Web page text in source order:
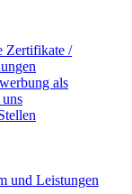
Zertifikate /
als
und Leistungen